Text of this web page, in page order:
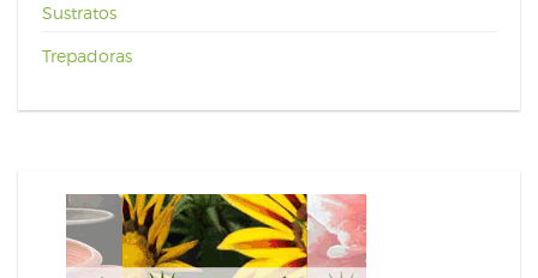
Sustratos
Trepadoras